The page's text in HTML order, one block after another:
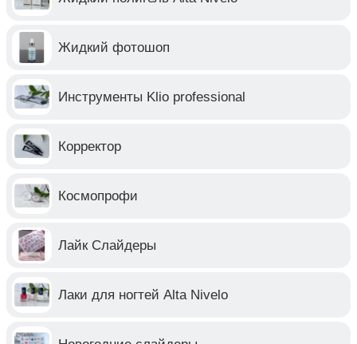
Жидкий фотошоп
Инструменты Klio professional
Корректор
Космопрофи
Лайк Слайдеры
Лаки для ногтей Alta Nivelo